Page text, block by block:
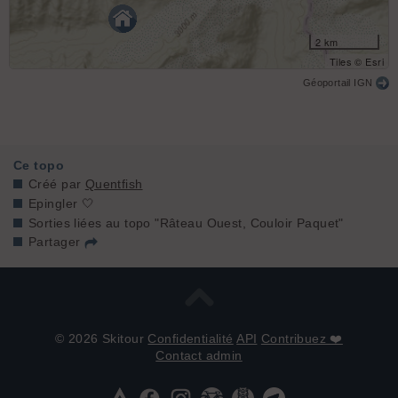
2 km
Tiles © Esri
Géoportail IGN
Ce topo
Créé par Quentfish
Epingler 🤍
Sorties liées au topo "Râteau Ouest, Couloir Paquet"
Partager
© 2026 Skitour Confidentialité API Contribuez ❤️
Contact admin